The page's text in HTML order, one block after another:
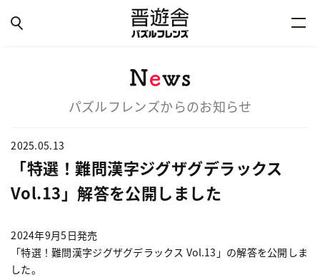
パズルフレンズからのお知らせ
2025.05.13
「特選！難問漢字ジグザグデラックス
Vol.13」解答を公開しました
2024年9月5日発売
「特選！難問漢字ジグザグデラックス Vol.13」の解答を公開しま
した。